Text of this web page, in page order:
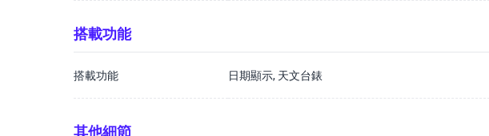
搭載功能
搭載功能 日期顯示, 天文台錶
其他細節